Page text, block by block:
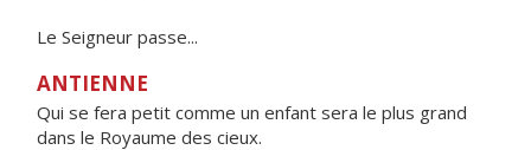
Le Seigneur passe...
ANTIENNE
Qui se fera petit comme un enfant sera le plus grand
dans le Royaume des cieux.